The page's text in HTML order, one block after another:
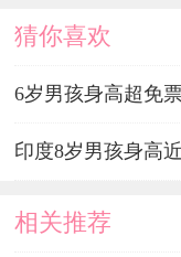
猜你喜欢
6岁男孩身高超免
印度8岁男孩身高
相关推荐